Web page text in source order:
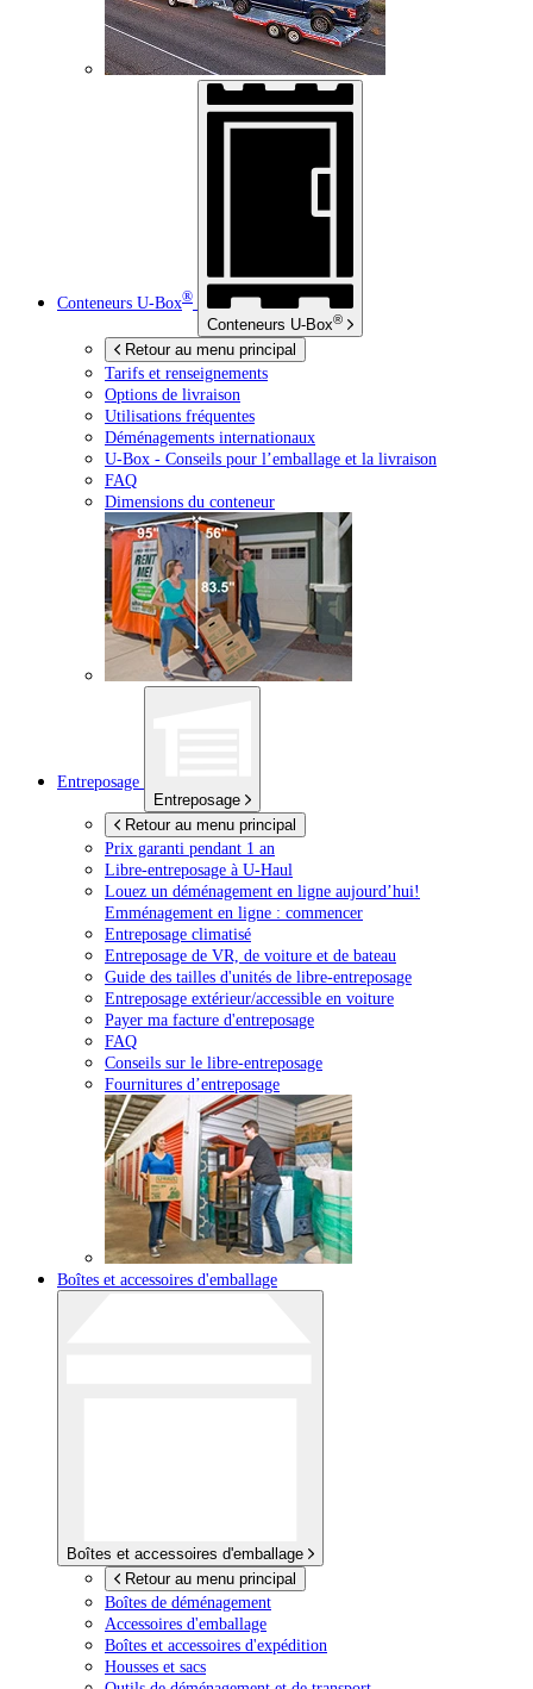
Conteneurs U-Box®
Conteneurs U-Box®
Retour au menu principal
Tarifs et renseignements
Options de livraison
Utilisations fréquentes
Déménagements internationaux
U-Box - Conseils pour l’emballage et la livraison
FAQ
Dimensions du conteneur
Entreposage
Entreposage
Retour au menu principal
Prix garanti pendant 1 an
Libre-entreposage à U-Haul
Louez un déménagement en ligne aujourd’hui!
Emménagement en ligne : commencer
Entreposage climatisé
Entreposage de VR, de voiture et de bateau
Guide des tailles d'unités de libre-entreposage
Entreposage extérieur/accessible en voiture
Payer ma facture d'entreposage
FAQ
Conseils sur le libre-entreposage
Fournitures d’entreposage
Boîtes et accessoires d'emballage
Boîtes et accessoires d'emballage
Retour au menu principal
Boîtes de déménagement
Accessoires d'emballage
Boîtes et accessoires d'expédition
Housses et sacs